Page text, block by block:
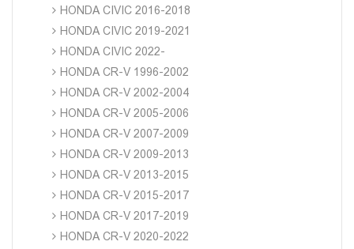
HONDA CIVIC 2016-2018
HONDA CIVIC 2019-2021
HONDA CIVIC 2022-
HONDA CR-V 1996-2002
HONDA CR-V 2002-2004
HONDA CR-V 2005-2006
HONDA CR-V 2007-2009
HONDA CR-V 2009-2013
HONDA CR-V 2013-2015
HONDA CR-V 2015-2017
HONDA CR-V 2017-2019
HONDA CR-V 2020-2022